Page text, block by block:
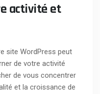
activité et
site WordPress peut
de votre activité
de vous concentrer
et la croissance de